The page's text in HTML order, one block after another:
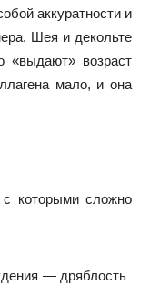
аккуратности и
Шея и декольте
«выдают» возраст
мало, и она
которыми сложно
— дряблость